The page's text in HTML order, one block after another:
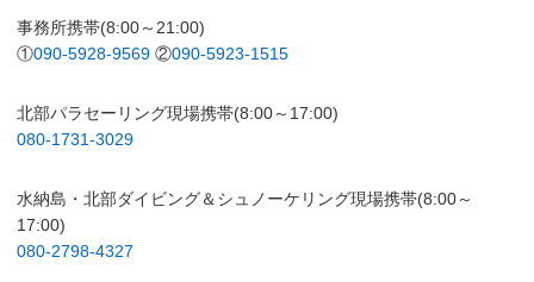
事務所携帯(8:00～21:00)
①090-5928-9569 ②090-5923-1515
北部パラセーリング現場携帯(8:00～17:00)
080-1731-3029
水納島・北部ダイビング＆シュノーケリング現場携帯(8:00～
17:00)
080-2798-4327